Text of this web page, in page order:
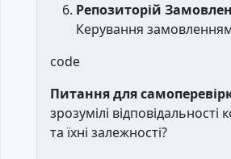
Репозиторій
Керування
code
Питання для
зрозумілі відповідальності
та їхні залежності?